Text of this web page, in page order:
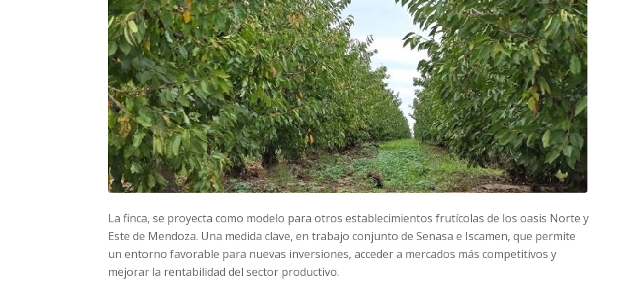
La finca, se proyecta como modelo para otros establecimientos frutícolas de los oasis Norte y
Este de Mendoza. Una medida clave, en trabajo conjunto de Senasa e Iscamen, que permite
un entorno favorable para nuevas inversiones, acceder a mercados más competitivos y
mejorar la rentabilidad del sector productivo.